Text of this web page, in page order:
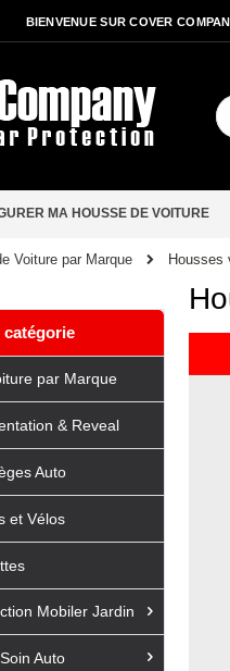
BIENVENUE SUR COVER
MA HOUSSE DE VOITURE
Voiture par Marque Housses
catégorie
par Marque
& Reveal
Auto
et Vélos
Mobiler Jardin
Auto